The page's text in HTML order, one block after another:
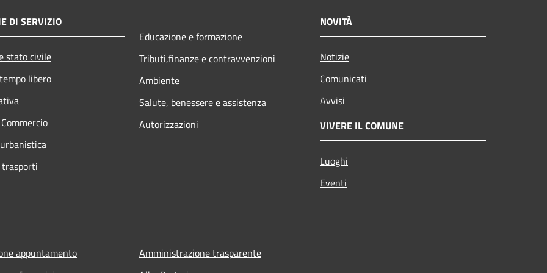
DI SERVIZIO
stato civile
libero
Educazione e formazione
Tributi,finanze e contravvenzioni
Ambiente
Salute, benessere e assistenza
Autorizzazioni
NOVITÀ
Notizie
Comunicati
Avvisi
VIVERE IL COMUNE
Luoghi
Eventi
appuntamento
Amministrazione trasparente